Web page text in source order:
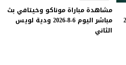
مشاهدة مباراة موناكو وخيتافي بث
مباشر اليوم 6-8-2026 ودية لويس
الثاني